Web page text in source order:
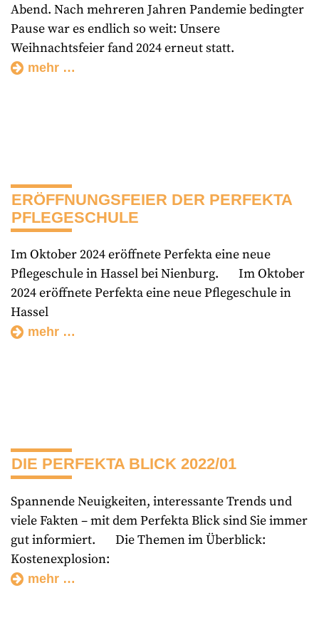
Abend. Nach mehreren Jahren Pandemie bedingter
Pause war es endlich so weit: Unsere
Weihnachtsfeier fand 2024 erneut statt.
mehr …
ERÖFFNUNGSFEIER DER PERFEKTA
PFLEGESCHULE
Im Oktober 2024 eröffnete Perfekta eine neue
Pflegeschule in Hassel bei Nienburg. Im Oktober
2024 eröffnete Perfekta eine neue Pflegeschule in
Hassel
mehr …
DIE PERFEKTA BLICK 2022/01
Spannende Neuigkeiten, interessante Trends und
viele Fakten – mit dem Perfekta Blick sind Sie immer
gut informiert. Die Themen im Überblick:
Kostenexplosion:
mehr …